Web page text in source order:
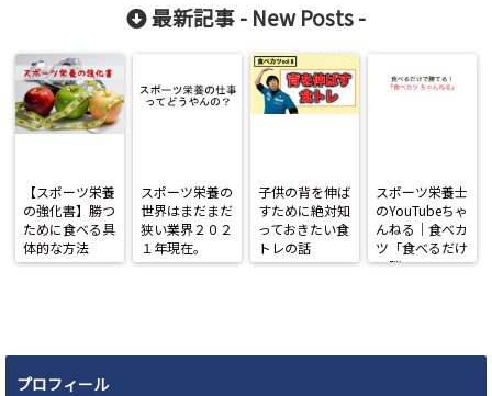
最新記事 - New Posts-
【スポーツ栄養
の強化書】勝つ
ために食べる具
体的な方法
スポーツ栄養の
世界はまだまだ
狭い業界２０２
１年現在。
子供の背を伸ば
すために絶対知
っておきたい食
トレの話
スポーツ栄養士
のYouTubeちゃ
んねる｜食べカ
ツ「食べるだけ
で勝てる」
プロフィール